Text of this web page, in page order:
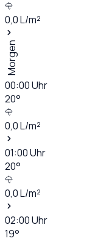
0,0L/m²
Morgen
00:00Uhr
20°
0,0L/m²
01:00Uhr
20°
0,0L/m²
02:00Uhr
19°